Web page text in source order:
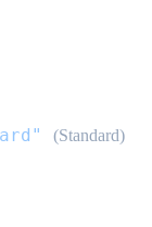
(Standard)